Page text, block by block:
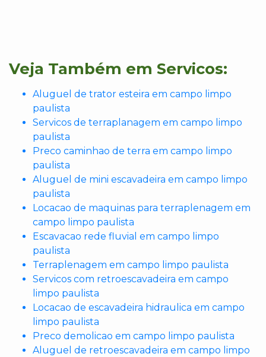
Veja Também em Servicos:
Aluguel de trator esteira em campo limpo
paulista
Servicos de terraplanagem em campo limpo
paulista
Preco caminhao de terra em campo limpo
paulista
Aluguel de mini escavadeira em campo limpo
paulista
Locacao de maquinas para terraplenagem em
campo limpo paulista
Escavacao rede fluvial em campo limpo
paulista
Terraplenagem em campo limpo paulista
Servicos com retroescavadeira em campo
limpo paulista
Locacao de escavadeira hidraulica em campo
limpo paulista
Preco demolicao em campo limpo paulista
Aluguel de retroescavadeira em campo limpo